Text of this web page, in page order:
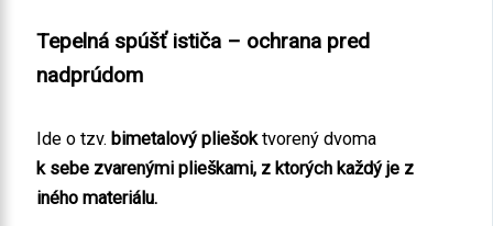
Tepelná spúšť ističa – ochrana pred
nadprúdom
Ide o tzv.bimetalový pliešoktvorený dvoma
k sebe zvarenými plieškami, z ktorých každý je z
iného materiálu.